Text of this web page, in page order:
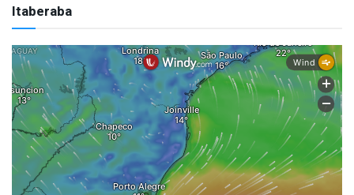
Itaberaba